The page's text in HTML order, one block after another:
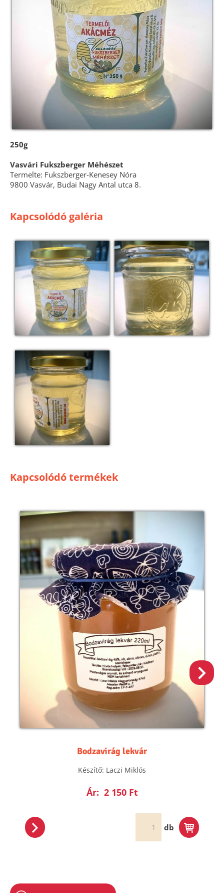
250g
Vasvári Fukszberger Méhészet
Termelte: Fukszberger-Kenesey Nóra
9800 Vasvár, Budai Nagy Antal utca 8.
Kapcsolódó galéria
Kapcsolódó termékek
Bodzavirág lekvár
Készítő: Laczi Miklós
Ár: 2 150 Ft
db